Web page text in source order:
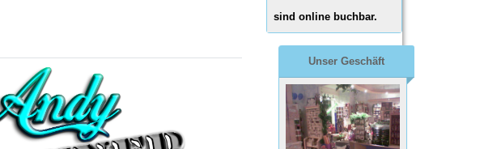
sind online buchbar.
Unser Geschäft